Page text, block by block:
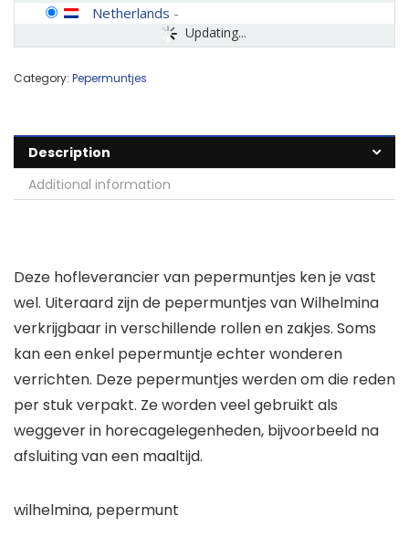
Updating...
Netherlands -
Category: Pepermuntjes
Description
Additional information
Deze hofleverancier van pepermuntjes ken je vast
wel. Uiteraard zijn de pepermuntjes van Wilhelmina
verkrijgbaar in verschillende rollen en zakjes. Soms
kan een enkel pepermuntje echter wonderen
verrichten. Deze pepermuntjes werden om die reden
per stuk verpakt. Ze worden veel gebruikt als
weggever in horecagelegenheden, bijvoorbeeld na
afsluiting van een maaltijd.
wilhelmina, pepermunt